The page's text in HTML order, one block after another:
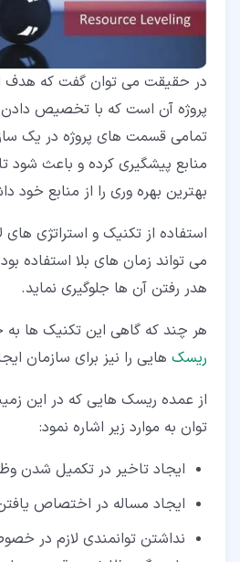
در حقیقت می توان گفت که هدف
پروژه آن است که با تخصیص دادن
تمامی قسمت های پروژه در یک
منابع پیشگیری کرده و باعث شود
بهترین بهره وری را از منابع خود
استفاده از تکنیک و استراتژی
می تواند زمان های بلا استفاده
هدر رفتن آن ها جلوگیری نماید.
هر چند که گاهی این تکنیک ها به
ریسک هایی را نیز برای سازمان
از عمده ریسک هایی که در این
توان به موارد زیر اشاره نمود:
ایجاد تاخیر در تکمیل شدن
ایجاد مساله در اختصاص
نداشتن توانمندی لازم در